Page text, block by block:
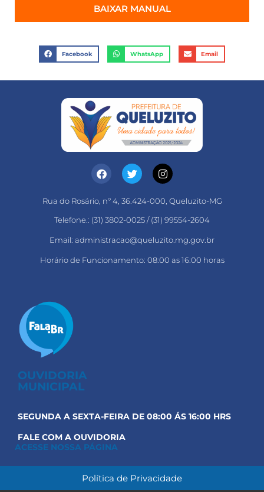
BAIXAR MANUAL
Facebook WhatsApp Email
Rua do Rosário, nº 4, 36.424-000, Queluzito-MG
Telefone.: (31) 3802-0025 / (31) 99554-2604
Email: administracao@queluzito.mg.gov.br
Horário de Funcionamento: 08:00 as 16:00 horas
OUVIDORIA
MUNICIPAL
SEGUNDA A SEXTA-FEIRA DE 08:00 ÁS 16:00 HRS
FALE COM A OUVIDORIA
ACESSE NOSSA PÁGINA
Política de Privacidade